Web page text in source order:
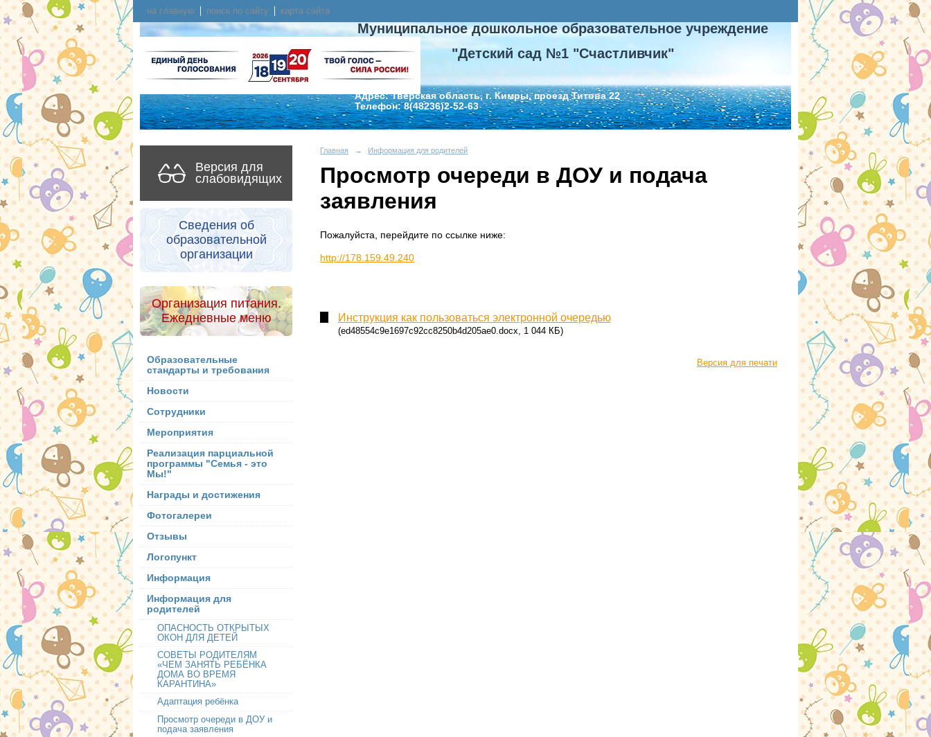
на главную поиск по сайту карта сайта
Муниципальное дошкольное образовательное учреждение
"Детский сад №1 "Счастливчик"
Адрес: Тверская область, г. Кимры, проезд Титова 22
Телефон: 8(48236)2-52-63
Версия для
слабовидящих
Сведения об
образовательной
организации
Организация питания.
Ежедневные меню
Образовательные
стандарты и требования
Новости
Сотрудники
Мероприятия
Реализация парциальной
программы "Семья - это
Мы!"
Награды и достижения
Фотогалереи
Отзывы
Логопункт
Информация
Информация для
родителей
ОПАСНОСТЬ ОТКРЫТЫХ
ОКОН ДЛЯ ДЕТЕЙ
СОВЕТЫ РОДИТЕЛЯМ
«ЧЕМ ЗАНЯТЬ РЕБЁНКА
ДОМА ВО ВРЕМЯ
КАРАНТИНА»
Адаптация ребёнка
Просмотр очереди в ДОУ и
подача заявления
Главная → Информация для родителей
Просмотр очереди в ДОУ и подача
заявления
Пожалуйста, перейдите по ссылке ниже:
http://178.159.49.240
Инструкция как пользоваться электронной очередью
(ed48554c9e1697c92cc8250b4d205ae0.docx, 1 044 КБ)
Версия для печати